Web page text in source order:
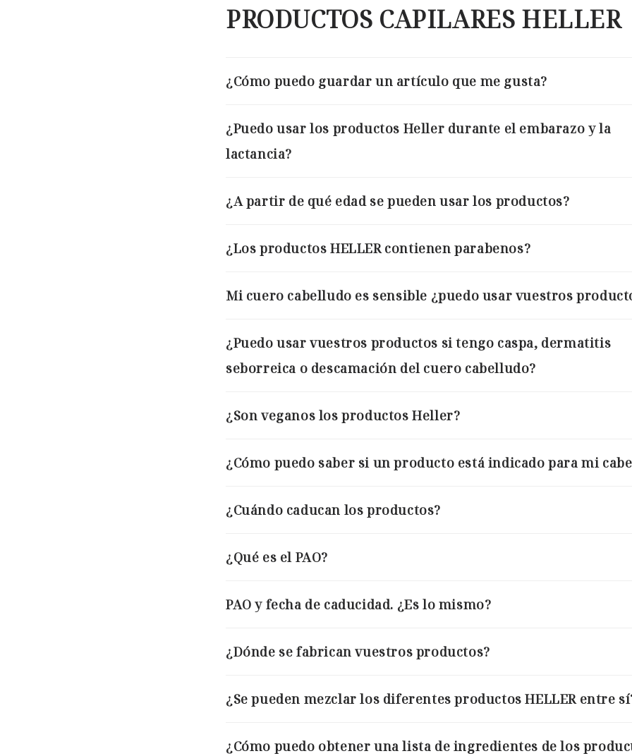
PRODUCTOS CAPILARES HELLER
¿Cómo puedo guardar un artículo que me gusta?
¿Puedo usar los productos Heller durante el embarazo y la
lactancia?
¿A partir de qué edad se pueden usar los productos?
¿Los productos HELLER contienen parabenos?
Mi cuero cabelludo es sensible ¿puedo usar vuestros
¿Puedo usar vuestros productos si tengo caspa, dermatitis
seborreica o descamación del cuero cabelludo?
¿Son veganos los productos Heller?
¿Cómo puedo saber si un producto está indicado para mi
¿Cuándo caducan los productos?
¿Qué es el PAO?
PAO y fecha de caducidad. ¿Es lo mismo?
¿Dónde se fabrican vuestros productos?
¿Se pueden mezclar los diferentes productos HELLER entre
¿Cómo puedo obtener una lista de ingredientes de los